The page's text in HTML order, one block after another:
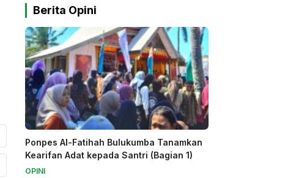
Berita Opini
Ponpes Al-Fatihah Bulukumba Tanamkan
Kearifan Adat kepada Santri (Bagian 1)
OPINI